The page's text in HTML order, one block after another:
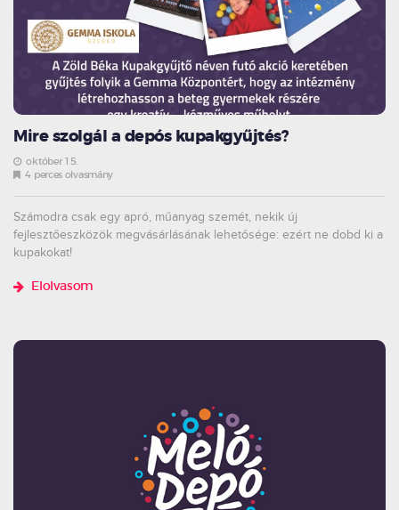
Mire szolgál a depós kupakgyűjtés?
október 15.
4 perces olvasmány
Számodra csak egy apró, műanyag szemét, nekik új
fejlesztőeszközök megvásárlásának lehetősége: ezért ne dobd ki a
kupakokat!
Elolvasom